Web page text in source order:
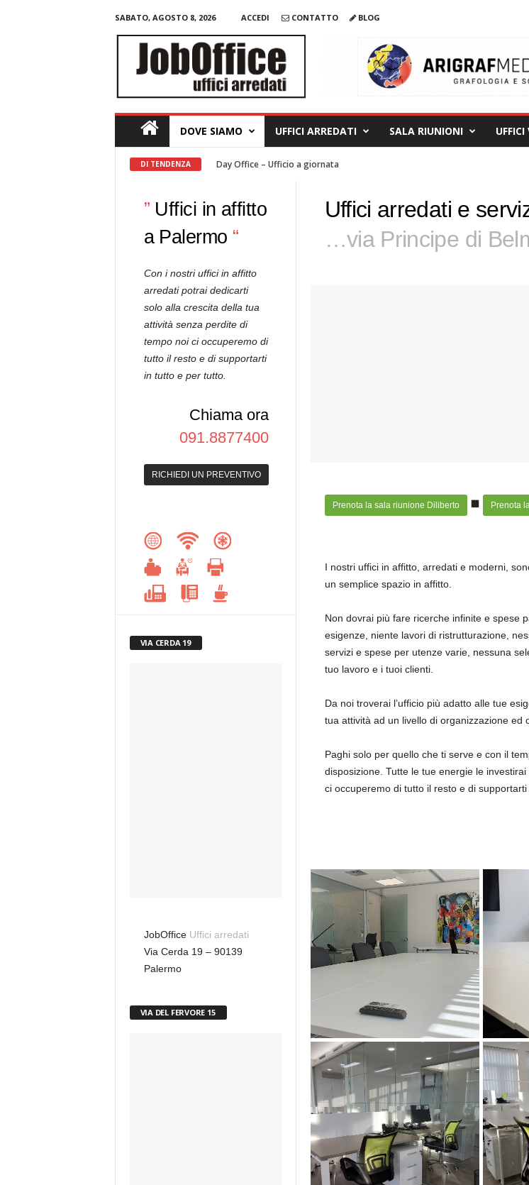
SABATO, AGOSTO 8, 2026 ACCEDI CONTATTO
BLOG
o
c
U
c
DOVE SIAMO UFFICI ARREDATI SALA RIUNIONI
DI TENDENZA Ufficio a ore – Hour Office
” Uffici in affitto
a Palermo “
Con i nostri uffici in affitto
arredati potrai dedicarti
solo alla crescita della tua
attività senza perdite di
tempo noi ci occuperemo di
tutto il resto e di supportarti
in tutto e per tutto.
Chiama ora
091.8877400
RICHIEDI UN PREVENTIVO
VIA CERDA 19
JobOffice Uffici arredati
Via Cerda 19 – 90139
Palermo
VIA DEL FERVORE 15
Uffici arredati e
…via Principe di
Prenota la sala riunione Diliberto Prenota
I nostri uffici in affitto, arredati e moderni,
un semplice spazio in affitto.
Non dovrai più fare ricerche infinite e spese
esigenze, niente lavori di ristrutturazione,
servizi e spese per utenze varie, nessuna
tuo lavoro e i tuoi clienti.
Da noi troverai l’ufficio più adatto alle tue
tua attività ad un livello di organizzazione ed
Paghi solo per quello che ti serve e con il
disposizione. Tutte le tue energie le
ci occuperemo di tutto il resto e di supportarti